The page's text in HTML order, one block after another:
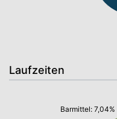
Laufzeiten
Barmittel: 7,04%